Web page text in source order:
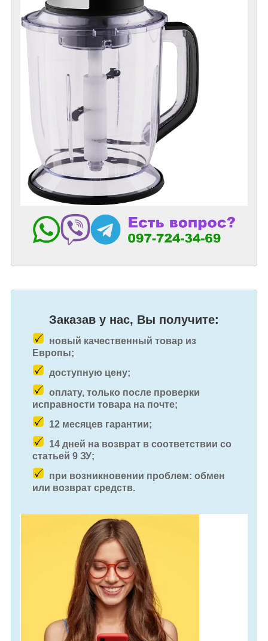
Заказав у нас, Вы получите:
новый качественный товар из
Европы;
доступную цену;
оплату, только после проверки
исправности товара на почте;
12 месяцев гарантии;
14 дней на возврат в соответствии со
статьей 9 ЗУ;
при возникновении проблем: обмен
или возврат средств.